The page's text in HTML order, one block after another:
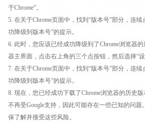
于Chrome”。
5. 在关于Chrome页面中，找到“版本号”部分，连
功降级到版本号”的提示。
6. 此时，您应该已经成功降级到了Chrome浏览器
器主界面，点击右上角的三个点按钮，然后选择“设
7. 在关于Chrome页面中，找到“版本号”部分，连
功降级到版本号”的提示。
8. 现在，您已经成功下载了Chrome浏览器的历史
不再受Google支持，因此可能存在一些已知的问
保了解并接受这些风险。